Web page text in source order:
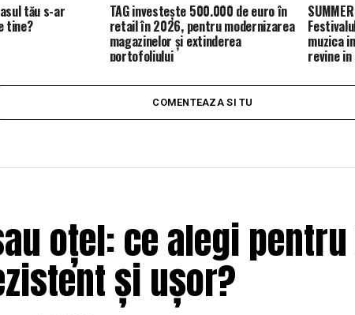
tău s-ar
tine?
TAG investește 500.000 de euro în
retail în 2026, pentru modernizarea
magazinelor și extinderea
portofoliului
muzica
revine
COMENTEAZA SI TU
oțel: ce alegi
și ușor?